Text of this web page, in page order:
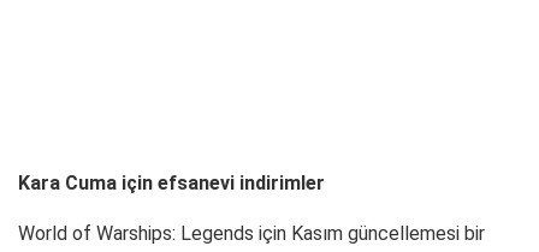
Kara Cuma için efsanevi indirimler
World of Warships: Legends için Kasım güncellemesi bir